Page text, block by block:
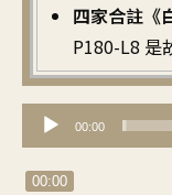
四家合註《
P180-L8 是
訊
播
00:00
00:00